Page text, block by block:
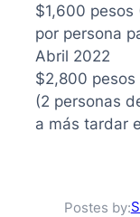
$1,600 pesos
por persona
Abril 2022
$2,800 pesos
(2 personas
a más tardar
Postes by: